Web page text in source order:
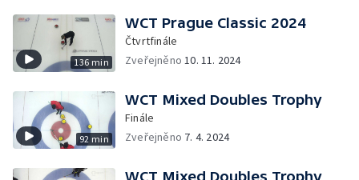
136 min
WCT Prague Classic 2024
Čtvrtfinále
Zveřejněno10. 11. 2024
92 min
WCT Mixed Doubles Trophy
Finále
Zveřejněno 7. 4. 2024
WCT Mixed Doubles Trophy